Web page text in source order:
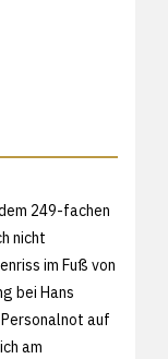
249-fachen
nicht
im Fuß von
bei Hans
auf
am